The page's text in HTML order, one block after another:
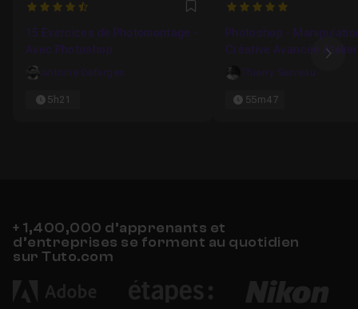
4.6666666666667 Favori
15 Exercices de Photomontage -
Avec Photoshop
Antoine Defarges
5h21
5
Photoshop -
Créative Avancée
Thierry Serveau
55m47
+ 1,400,000 d’apprenants et
d’entreprises se forment au quotidien
sur Tuto.com